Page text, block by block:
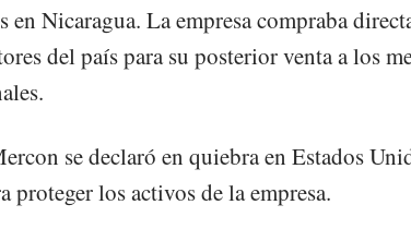
en Nicaragua. La empresa compraba
del país para su posterior venta a los
se declaró en quiebra en Estados
proteger los activos de la empresa.